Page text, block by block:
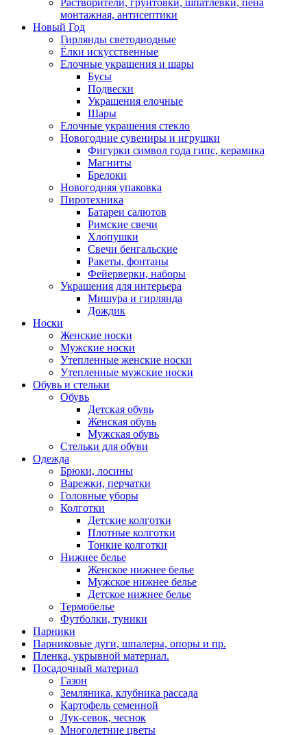
монтажная, антисептики
Новый Год
Гирлянды светодиодные
Ёлки искусственные
Елочные украшения и шары
Бусы
Подвески
Украшения елочные
Шары
Елочные украшения стекло
Новогодние сувениры и игрушки
Фигурки символ года гипс, керамика
Магниты
Брелоки
Новогодняя упаковка
Пиротехника
Батареи салютов
Римские свечи
Хлопушки
Свечи бенгальские
Ракеты, фонтаны
Фейерверки, наборы
Украшения для интерьера
Мишура и гирлянда
Дождик
Носки
Женские носки
Мужские носки
Утепленные женские носки
Утепленные мужские носки
Обувь и стельки
Обувь
Детская обувь
Женская обувь
Мужская обувь
Стельки для обуви
Одежда
Брюки, лосины
Варежки, перчатки
Головные уборы
Колготки
Детские колготки
Плотные колготки
Тонкие колготки
Нижнее белье
Женское нижнее белье
Мужское нижнее белье
Детское нижнее белье
Термобелье
Футболки, туники
Парники
Парниковые дуги, шпалеры, опоры и пр.
Пленка, укрывной материал.
Посадочный материал
Газон
Земляника, клубника рассада
Картофель семенной
Лук-севок, чеснок
Многолетние цветы